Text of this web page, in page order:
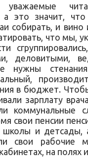
а это значит,
собирать, и вино
что мы,
деловитыми,
нужны
в бюджет.
зарплату
коммунальные
свои пенсии
школы и детсады,
свои рабочие
на полях